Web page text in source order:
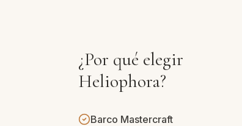
¿Por qué elegir
Heliophora?
Barco Mastercraft